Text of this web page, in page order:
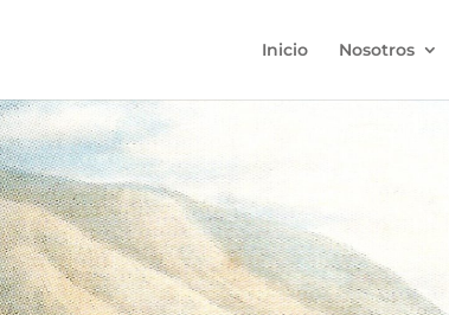
Inicio Nosotros